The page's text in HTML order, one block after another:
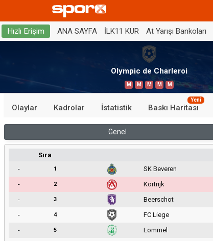
Hızlı Erişim ANA SAYFA İLK11 KUR At Yarışı Bankoları
Olympic de Charleroi
M M M M M
Olaylar Kadrolar İstatistik Baskı Haritası
Yeni
Genel
Sıra
-
1 SK Beveren
-
2 Kortrijk
-
3 Beerschot
-
4 FC Liege
-
5 Lommel